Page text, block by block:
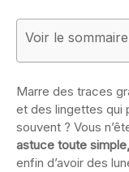
Voir le sommaire
Marre des traces
et des lingettes qui
souvent ? Vous
astuce toute
enfin d’avoir des